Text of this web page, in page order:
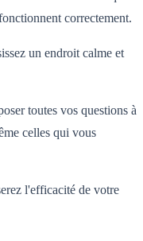
correctement.
un endroit calme et
toutes vos questions à
celles qui vous
l'efficacité de votre